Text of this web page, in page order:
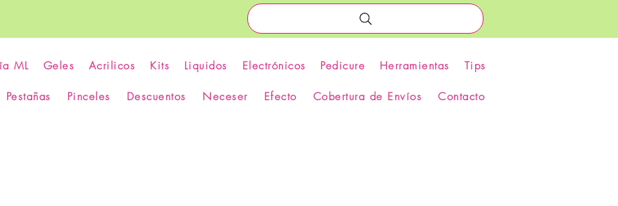
ML Geles Acrilicos Kits Liquidos Electrónicos Pedicure Herramientas Tips
Pestañas Pinceles Descuentos Neceser Efecto Cobertura de Envíos Contacto